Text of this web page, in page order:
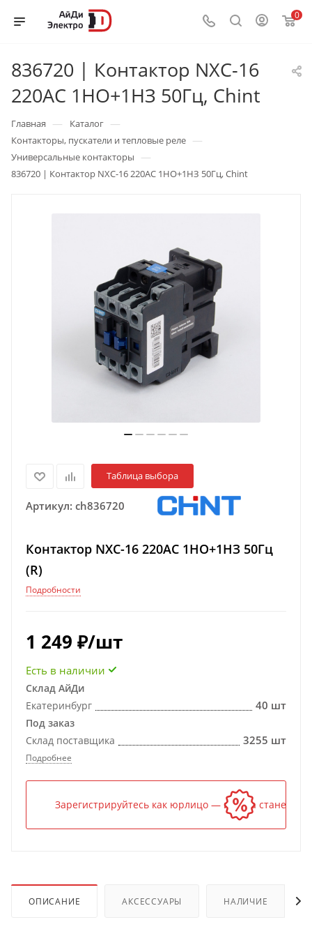
0
836720 | Контактор NXC-16
220AC 1НО+1НЗ 50Гц, Chint
Главная — Каталог —
Контакторы, пускатели и тепловые реле —
Универсальные контакторы —
836720 | Контактор NXC-16 220AC 1НО+1НЗ 50Гц, Chint
Таблица выбора
Артикул: ch836720
Контактор NXC-16 220AC 1НО+1НЗ 50Гц
(R)
Подробности
1 249 ₽/шт
Есть в наличии
Склад АйДи
Екатеринбург
40 шт
Под заказ
Склад поставщика
3255 шт
Подробнее
Зарегистрируйтесь как юрлицо — и цена станет
ОПИСАНИЕ АКСЕССУАРЫ НАЛИЧИЕ